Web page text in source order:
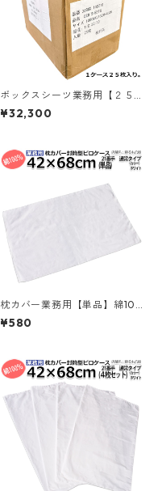
ボックスシーツ業務用【２５
枚入り】綿70% ポリ30％ 10
0×210+40cm シングルサイ
／361021250
¥32,300
枕カバー業務用【単品】綿10
0% 42×68cm 通常タイプ ピ
ローケース 封筒型 ホワイト 白
泊／367560930
¥580